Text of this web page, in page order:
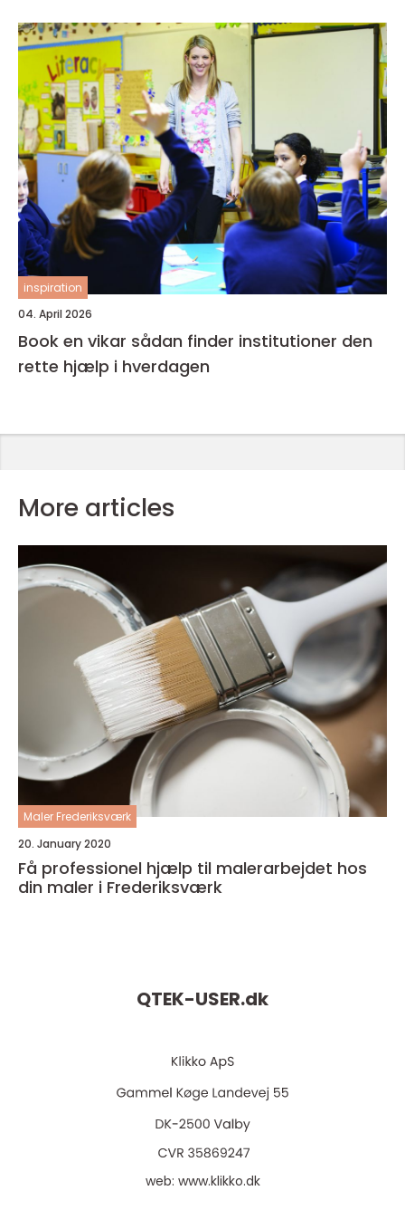
inspiration
04. April 2026
Book en vikar sådan finder institutioner den
rette hjælp i hverdagen
More articles
Maler Frederiksværk
20. January 2020
Få professionel hjælp til malerarbejdet hos
din maler i Frederiksværk
QTEK-USER.dk
web: www.klikko.dk